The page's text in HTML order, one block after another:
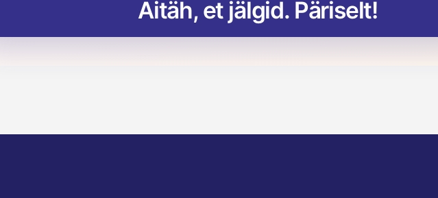
Aitäh, et jälgid. Päriselt!